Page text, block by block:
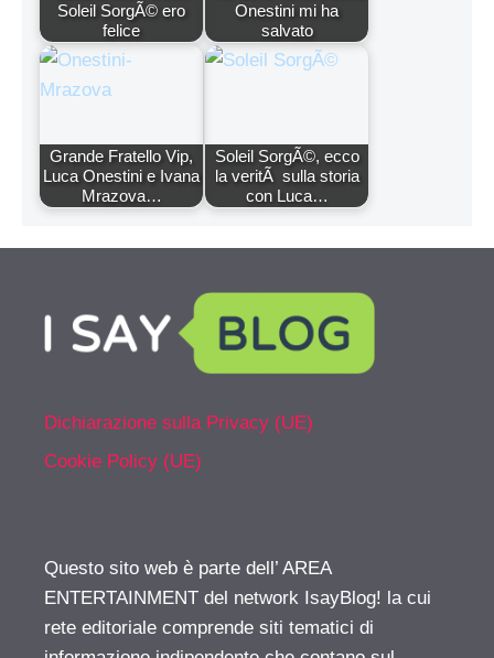
Soleil SorgÃ© ero
felice
Onestini mi ha
salvato
Grande Fratello Vip,
Luca Onestini e Ivana
Mrazova…
Soleil SorgÃ©, ecco
la veritÃ sulla storia
con Luca…
Dichiarazione sulla Privacy (UE)
Cookie Policy (UE)
Questo sito web è parte dell’ AREA
ENTERTAINMENT del network IsayBlog! la cui
rete editoriale comprende siti tematici di